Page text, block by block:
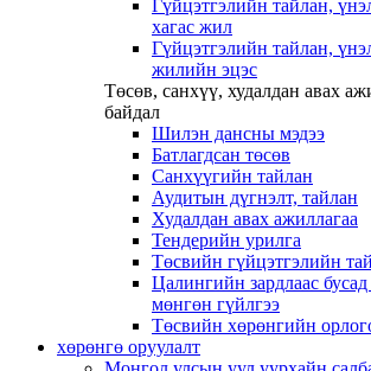
Гүйцэтгэлийн тайлан,
хагас жил
Гүйцэтгэлийн тайлан,
жилийн эцэс
Төсөв, санхүү, худалдан авах
байдал
Шилэн дансны мэдээ
Батлагдсан төсөв
Санхүүгийн тайлан
Аудитын дүгнэлт, тайлан
Худалдан авах ажиллагаа
Тендерийн урилга
Төсвийн гүйцэтгэлийн
Цалингийн зардлаас
мөнгөн гүйлгээ
Төсвийн хөрөнгийн
хөрөнгө оруулалт